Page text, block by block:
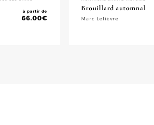
à partir de
66.00€
Brouillard automnal
Marc Lelièvre